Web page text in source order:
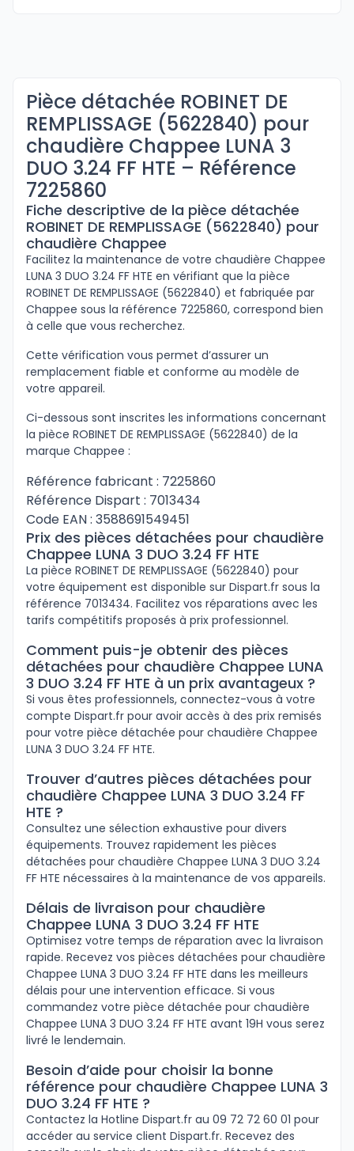
Pièce détachée ROBINET DE
REMPLISSAGE (5622840) pour
chaudière Chappee LUNA 3
DUO 3.24 FF HTE – Référence
7225860
Fiche descriptive de la pièce détachée
ROBINET DE REMPLISSAGE (5622840) pour
chaudière Chappee
Facilitez la maintenance de votre chaudière Chappee
LUNA 3 DUO 3.24 FF HTE en vérifiant que la pièce
ROBINET DE REMPLISSAGE (5622840) et fabriquée par
Chappee sous la référence 7225860, correspond bien
à celle que vous recherchez.
Cette vérification vous permet d’assurer un
remplacement fiable et conforme au modèle de
votre appareil.
Ci-dessous sont inscrites les informations concernant
la pièce ROBINET DE REMPLISSAGE (5622840) de la
marque Chappee :
Référence fabricant : 7225860
Référence Dispart : 7013434
Code EAN : 3588691549451
Prix des pièces détachées pour chaudière
Chappee LUNA 3 DUO 3.24 FF HTE
La pièce ROBINET DE REMPLISSAGE (5622840) pour
votre équipement est disponible sur Dispart.fr sous la
référence 7013434. Facilitez vos réparations avec les
tarifs compétitifs proposés à prix professionnel.
Comment puis-je obtenir des pièces
détachées pour chaudière Chappee LUNA
3 DUO 3.24 FF HTE à un prix avantageux ?
Si vous êtes professionnels, connectez-vous à votre
compte Dispart.fr pour avoir accès à des prix remisés
pour votre pièce détachée pour chaudière Chappee
LUNA 3 DUO 3.24 FF HTE.
Trouver d’autres pièces détachées pour
chaudière Chappee LUNA 3 DUO 3.24 FF
HTE ?
Consultez une sélection exhaustive pour divers
équipements. Trouvez rapidement les pièces
détachées pour chaudière Chappee LUNA 3 DUO 3.24
FF HTE nécessaires à la maintenance de vos appareils.
Délais de livraison pour chaudière
Chappee LUNA 3 DUO 3.24 FF HTE
Optimisez votre temps de réparation avec la livraison
rapide. Recevez vos pièces détachées pour chaudière
Chappee LUNA 3 DUO 3.24 FF HTE dans les meilleurs
délais pour une intervention efficace. Si vous
commandez votre pièce détachée pour chaudière
Chappee LUNA 3 DUO 3.24 FF HTE avant 19H vous serez
livré le lendemain.
Besoin d’aide pour choisir la bonne
référence pour chaudière Chappee LUNA 3
DUO 3.24 FF HTE ?
Contactez la Hotline Dispart.fr au 09 72 72 60 01 pour
accéder au service client Dispart.fr. Recevez des